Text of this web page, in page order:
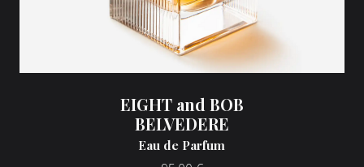
EIGHT and BOB
BELVEDERE
Eau de Parfum